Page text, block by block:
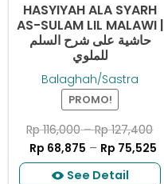
HASYIYAH ALA SYARH
AS-SULAM LIL MALAWI |
حاشية على شرح السلم
للملوي
Balaghah/Sastra
PROMO!
Rp116,000–Rp127,400
Rp 68,875 – Rp 75,525
See Detail